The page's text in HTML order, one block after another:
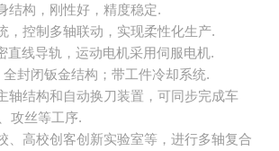
结构，刚性好，精度稳定.
，控制多轴联动，实现柔性化生产.
直线导轨，运动电机采用伺服电机.
封闭钣金结构；带工件冷却系统.
轴结构和自动换刀装置，可同步完成车
攻丝等工序.
、高校创客创新实验室等，进行多轴复合